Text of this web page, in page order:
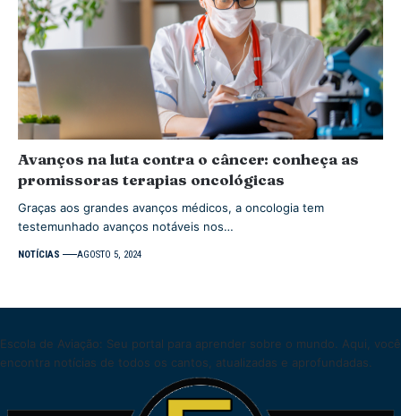
Avanços na luta contra o câncer: conheça as
promissoras terapias oncológicas
Graças aos grandes avanços médicos, a oncologia tem
testemunhado avanços notáveis nos…
NOTÍCIAS AGOSTO 5, 2024
Escola de Aviação: Seu portal para aprender sobre o mundo. Aqui, você
encontra notícias de todos os cantos, atualizadas e aprofundadas.